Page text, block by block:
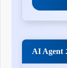
AI Agent